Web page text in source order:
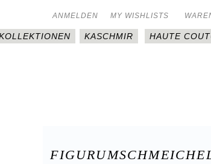
MY WISHLISTS
ANMELDEN
KASCHMIR HAUTE